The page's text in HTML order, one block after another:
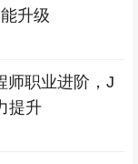
升级
师职业进阶，J
提升